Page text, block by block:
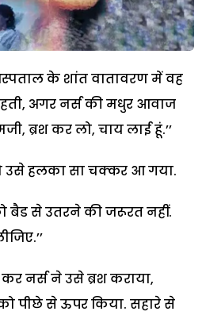
के शांत वातावरण में वह
अगर नर्स की मधुर आवाज
ब्रश कर लो, चाय लाई हूं.’’
उसे हलका सा चक्कर आ गया.
बैड से उतरने की जरूरत नहीं.
नर्स ने उसे ब्रश कराया,
पीछे से ऊपर किया. सहारे से